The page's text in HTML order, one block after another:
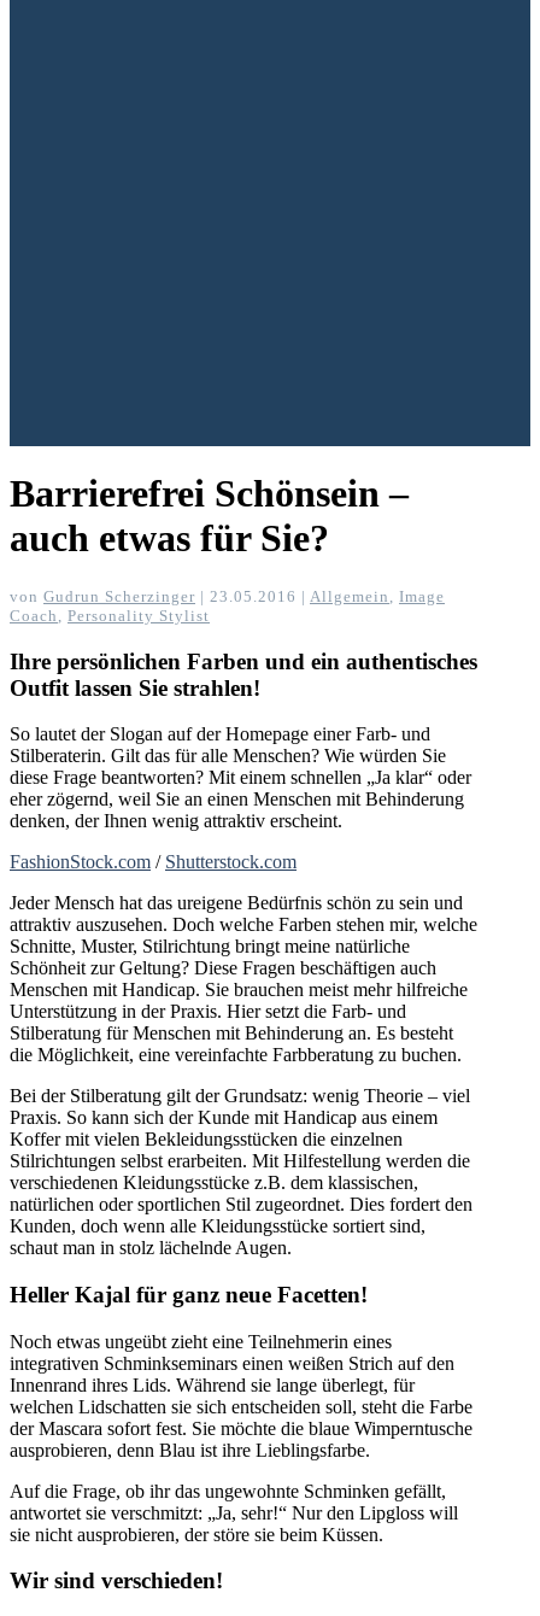
Barrierefrei Schönsein –
auch etwas für Sie?
von Gudrun Scherzinger | 23.05.2016 | Allgemein
Image
Coach
Personality Stylist
Ihre persönlichen Farben und ein authentisches
Outfit lassen Sie strahlen!
So lautet der Slogan auf der Homepage einer Farb- und
Stilberaterin. Gilt das für alle Menschen? Wie würden Sie
diese Frage beantworten? Mit einem schnellen „Ja klar“ oder
eher zögernd, weil Sie an einen Menschen mit Behinderung
denken, der Ihnen wenig attraktiv erscheint.
FashionStock.com / Shutterstock.com
Jeder Mensch hat das ureigene Bedürfnis schön zu sein und
attraktiv auszusehen. Doch welche Farben stehen mir, welche
Schnitte, Muster, Stilrichtung bringt meine natürliche
Schönheit zur Geltung? Diese Fragen beschäftigen auch
Menschen mit Handicap. Sie brauchen meist mehr hilfreiche
Unterstützung in der Praxis. Hier setzt die Farb- und
Stilberatung für Menschen mit Behinderung an. Es besteht
die Möglichkeit, eine vereinfachte Farbberatung zu buchen.
Bei der Stilberatung gilt der Grundsatz: wenig Theorie – viel
Praxis. So kann sich der Kunde mit Handicap aus einem
Koffer mit vielen Bekleidungsstücken die einzelnen
Stilrichtungen selbst erarbeiten. Mit Hilfestellung werden die
verschiedenen Kleidungsstücke z.B. dem klassischen,
natürlichen oder sportlichen Stil zugeordnet. Dies fordert den
Kunden, doch wenn alle Kleidungsstücke sortiert sind,
schaut man in stolz lächelnde Augen.
Heller Kajal für ganz neue Facetten!
Noch etwas ungeübt zieht eine Teilnehmerin eines
integrativen Schminkseminars einen weißen Strich auf den
Innenrand ihres Lids. Während sie lange überlegt, für
welchen Lidschatten sie sich entscheiden soll, steht die Farbe
der Mascara sofort fest. Sie möchte die blaue Wimperntusche
ausprobieren, denn Blau ist ihre Lieblingsfarbe.
Auf die Frage, ob ihr das ungewohnte Schminken gefällt,
antwortet sie verschmitzt: „Ja, sehr!“ Nur den Lipgloss will
sie nicht ausprobieren, der störe sie beim Küssen.
Wir sind verschieden!